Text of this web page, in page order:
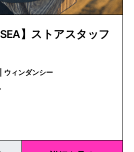
SEA】ストアスタッフ
WIND AND SEA | ウィンダンシー